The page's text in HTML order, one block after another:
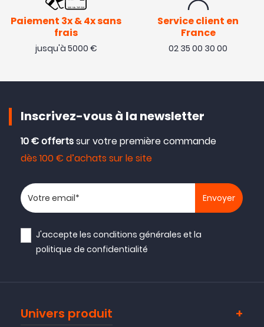
Paiement 3x & 4x sans
frais
jusqu'à 5000 €
Service client en
France
02 35 00 30 00
Inscrivez-vous à la newsletter
10 € offertssur votre première commande
dès 100 € d’achats sur le site
Votre adresse email
J'accepte lesconditions générales et la
politique de confidentialité
Univers produit